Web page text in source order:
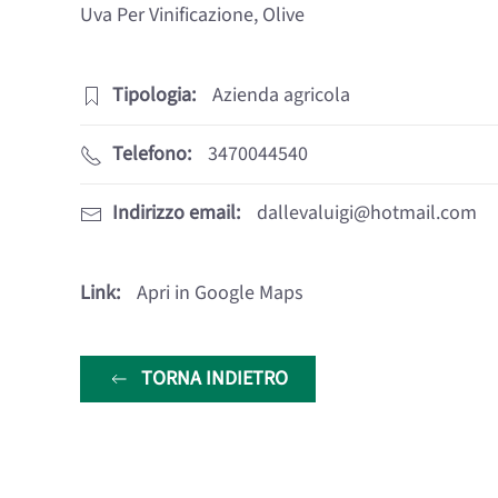
Uva Per Vinificazione, Olive
Tipologia: Azienda agricola
Telefono: 3470044540
Indirizzo email: dallevaluigi@hotmail.com
Link: Apri in Google Maps
TORNA INDIETRO